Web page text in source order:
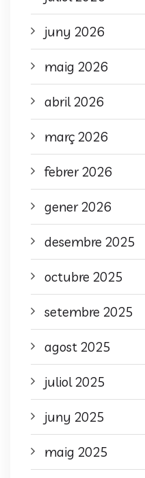
juny 2026
maig 2026
abril 2026
març 2026
febrer 2026
gener 2026
desembre 2025
octubre 2025
setembre 2025
agost 2025
juliol 2025
juny 2025
maig 2025